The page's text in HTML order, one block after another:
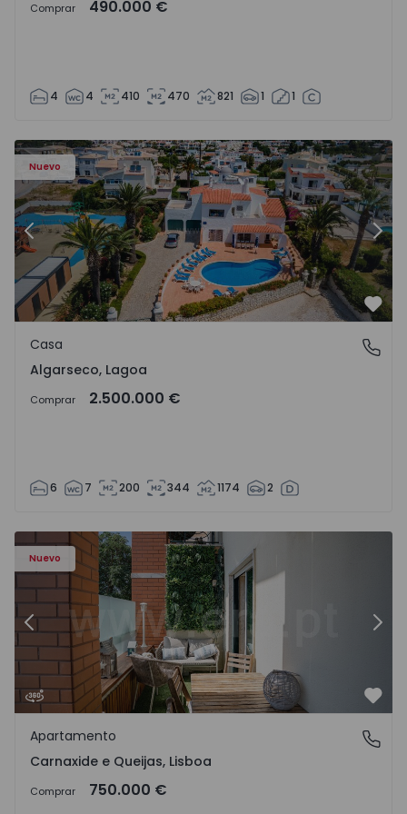
Comprar 490.000 €
4 4 410 470 821 1 1
Nuevo
Casa T6 Lagoa, Algarseco - 1523918 - 51
Anterior
Algarseco, Lagoa
Casa
Algarseco, Lagoa
Comprar 2.500.000 €
6 7 200 344 1174 2
Nuevo
- 20
Apartamento T3 Oeiras, Carnaxide e Queijas - 1524029 - 1
Anterior
Carnaxide e Queijas, Lisboa
Apartamento
Carnaxide e Queijas, Lisboa
Comprar 750.000 €